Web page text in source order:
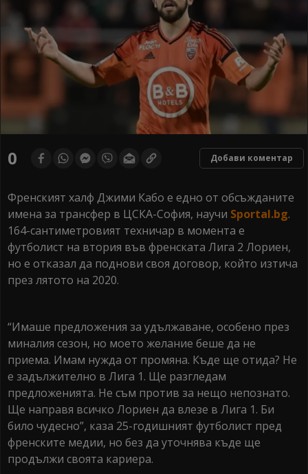
0 Добави коментар
Френският халф Джими Кабо е едно от обсъжданите
имена за трансфер в ЦСКА-София, научи Sportal.bg.
164-сантиметровият техничар в момента е
футболист на втория във френската Лига 2 Лориен,
но е отказал да поднови своя договор, който изтича
през лятото на 2020.
“Имаше предложения за удължаване, особено през
миналия сезон, но моето желание беше да не
приема. Имам нужда от промяна. Къде ще отида? Не
е задължително в Лига 1. Ще разгледам
предложенията. Не съм против за нещо непознато.
Ще направя всичко Лориен да влезе в Лига 1. Би
било чудесно”, каза 25-годишният футболист пред
френските медии, но без да уточнява къде ще
продължи своята кариера.